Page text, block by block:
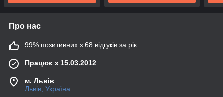
Про нас
99% позитивних з 68 відгуків за рік
Працює з 15.03.2012
м. Львів
Львів, Україна